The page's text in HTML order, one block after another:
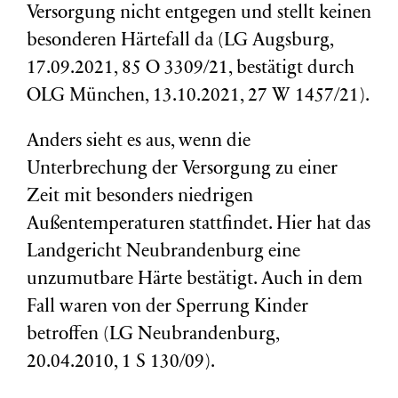
Versorgung nicht entgegen und stellt keinen
besonderen Härtefall da (LG Augsburg,
17.09.2021, 85 O 3309/21, bestätigt durch
OLG München, 13.10.2021, 27 W 1457/21).
Anders sieht es aus, wenn die
Unterbrechung der Versorgung zu einer
Zeit mit besonders niedrigen
Außentemperaturen stattfindet. Hier hat das
Landgericht Neubrandenburg eine
unzumutbare Härte bestätigt. Auch in dem
Fall waren von der Sperrung Kinder
betroffen (LG Neubrandenburg,
20.04.2010, 1 S 130/09).